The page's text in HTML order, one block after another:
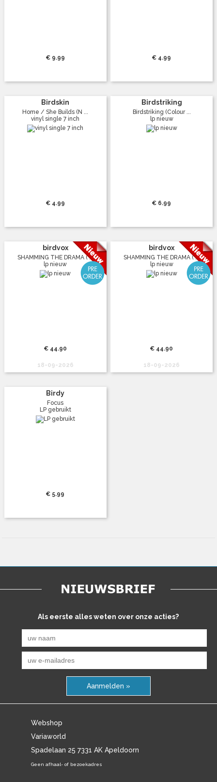
€ 9.99 € 4.99
Birdskin
Home / She Builds (N ...
vinyl single 7 inch
€ 4.99
Birdstriking
Birdstriking (Colour ...
lp nieuw
€ 6.99
birdvox
SHAMMING THE DRAMA ( ...
lp nieuw
€ 44.90
18-09-2026
birdvox
SHAMMING THE DRAMA ( ...
lp nieuw
€ 44.90
18-09-2026
Birdy
Focus
LP gebruikt
€ 5.99
Als eerste alles weten over onze acties?
Aanmelden »
Webshop
Variaworld
Spadelaan 25 7331 AK Apeldoorn
Geen afhaal- of bezoekadres